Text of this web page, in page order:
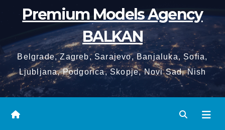
Premium Models Agency
BALKAN
Belgrade, Zagreb, Sarajevo, Banjaluka, Sofia,
Ljubljana, Podgorica, Skopje, Novi Sad, Nish